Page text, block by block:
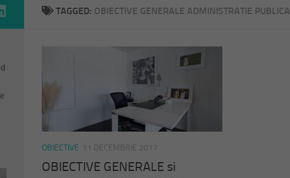
TAGGED: OBIECTIVE GENERALE ADMINISTRATIE PUBLICA
OBIECTIVE 11 DECEMBRIE 2017
OBIECTIVE GENERALE si